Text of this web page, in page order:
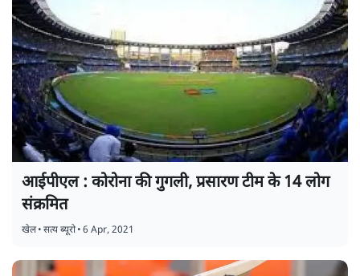
आईपीएल : कोरोना की गुगली, प्रसारण टीम के 14 लोग
संक्रमित
खेल•सत्य ब्यूरो•6 Apr, 2021